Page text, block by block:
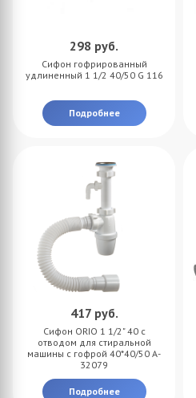
298 руб.
Сифон гофрированный
удлиненный 1 1/2 40/50 G 116
Подробнее
417 руб.
Сифон ORIO 1 1/2" 40 с
отводом для стиральной
машины с гофрой 40*40/50 A-
32079
Подробнее